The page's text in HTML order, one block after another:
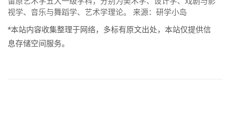
视学、音乐与舞蹈学、艺术学理论。 来源：研学小岛
*本站内容收集整理于网络，多标有原文出处，本站仅提供信
息存储空间服务。